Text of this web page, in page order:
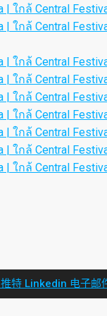
推特 Linkedin 电子邮